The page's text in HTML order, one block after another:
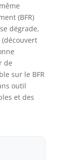
(BFR)
dégrade,
de
sur le BFR
outil
et des